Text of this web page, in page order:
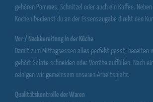
gehören Pommes, Schnitzel oder auch ein Kaffee.
Kochen bedienst du an der Essensaugabe direkt den
Vor-/ Nachbereitung in der Küche
Damit zum Mittagsessen alles perfekt passt, bereiten
gehört Salate schneiden oder Vorräte auffüllen. Nach
reinigen wir gemeinsam unseren Arbeitsplatz.
Qualitätskontrolle der Waren